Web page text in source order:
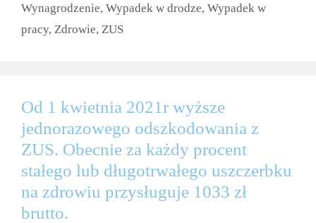
Wynagrodzenie, Wypadek w drodze, Wypadek w
pracy, Zdrowie, ZUS
Od 1 kwietnia 2021r wyższe
jednorazowego odszkodowania z
ZUS. Obecnie za każdy procent
stałego lub długotrwałego uszczerbku
na zdrowiu przysługuje 1033 zł
brutto.